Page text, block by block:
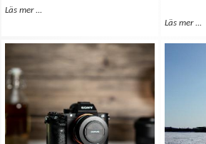
där högre tal ger mer effekt. Black Mist
tillverkare. Det kan vara en viss skillnad
mellan dem och deras egenskaper.
Läs merOm Så använder du ett Black Mist/ Black
...
Med detta
Läs mer...